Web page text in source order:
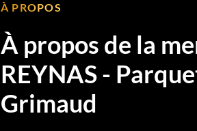
À PROPOS
À propos de la
REYNAS -
Grimaud